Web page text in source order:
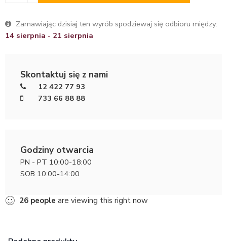
Zamawiając dzisiaj ten wyrób spodziewaj się odbioru między:
14 sierpnia - 21 sierpnia
Skontaktuj się z nami
12 422 77 93
733 66 88 88
Godziny otwarcia
PN - PT 10:00-18:00
SOB 10:00-14:00
26 people are viewing this right now